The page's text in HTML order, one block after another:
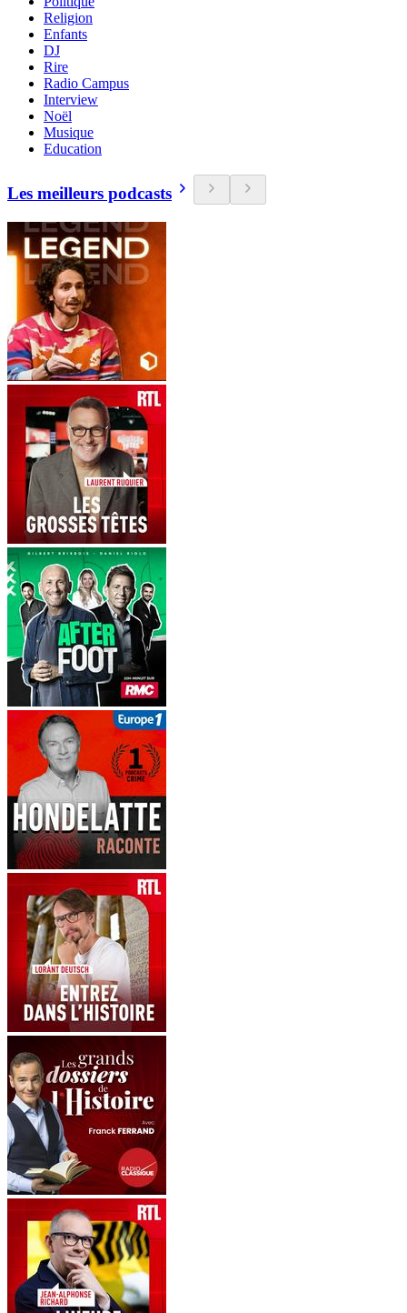
Religion
Enfants
DJ
Rire
Radio Campus
Interview
Noël
Musique
Education
Les meilleurs podcasts